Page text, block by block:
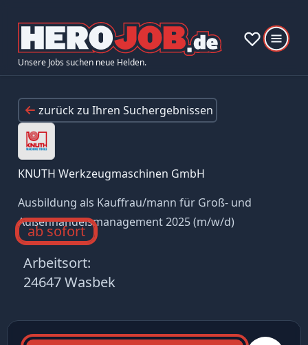
Unsere Jobs suchen neue Helden.
zurück zu Ihren Suchergebnissen
KNUTH Werkzeugmaschinen GmbH
Ausbildung als Kauffrau/mann für Groß- und
Außenhandelsmanagement 2025 (m/w/d)
ab sofort
Arbeitsort:
24647 Wasbek